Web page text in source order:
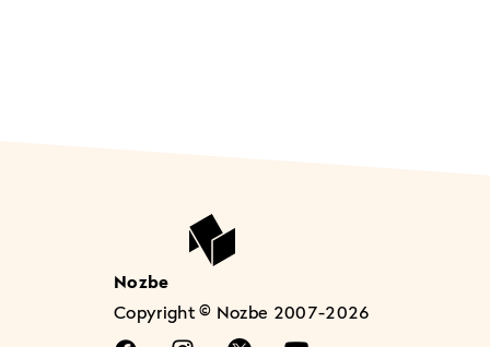
Nozbe
Copyright © Nozbe 2007-2026